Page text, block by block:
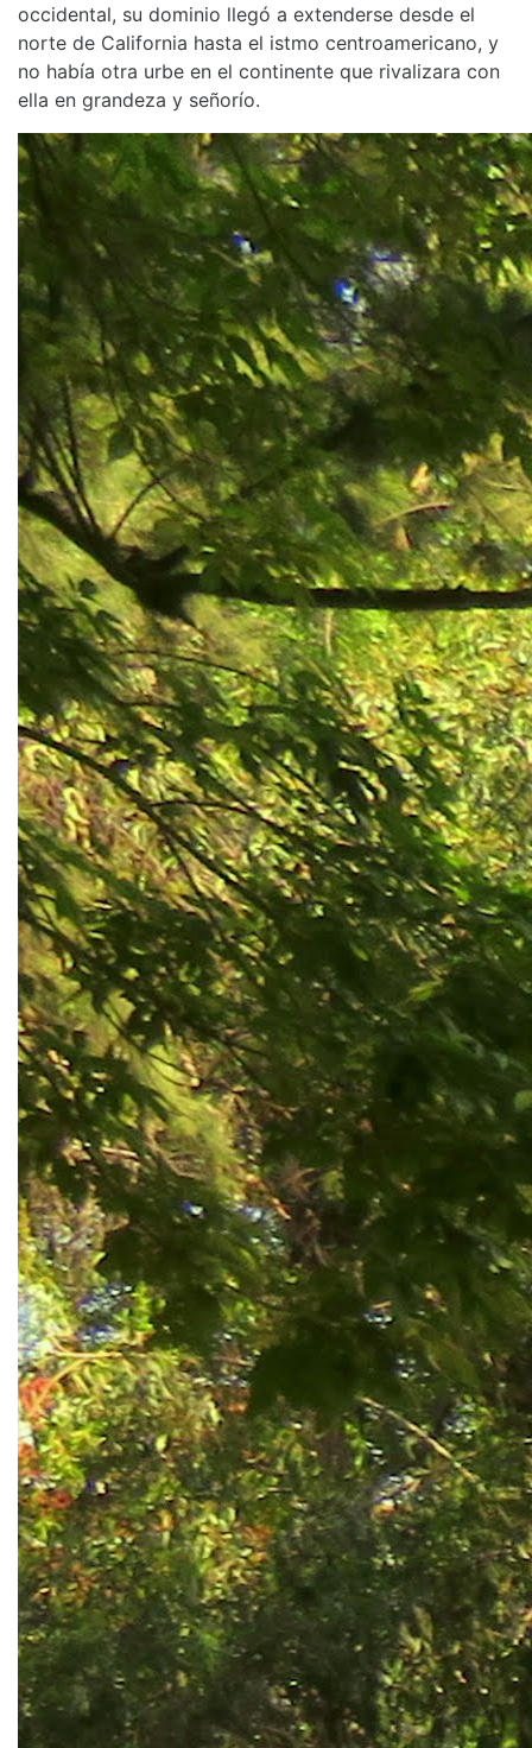
occidental, su dominio llegó a extenderse desde el
norte de California hasta el istmo centroamericano, y
no había otra urbe en el continente que rivalizara con
ella en grandeza y señorío.